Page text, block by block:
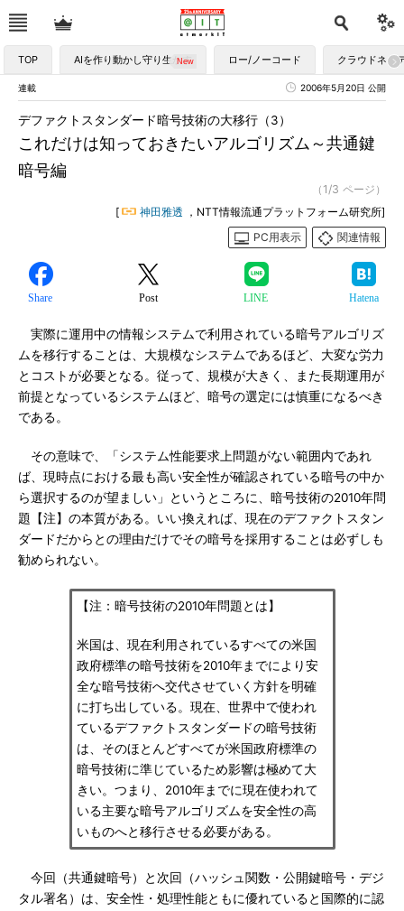
TOP AIを作り動かし守り生かす ロー/ノーコード クラウドネイ
連載 2006年5月20日 公開
これだけは知っておきたいアルゴリズム～共通鍵
暗号編
デファクトスタンダード暗号技術の大移行（3）
（1/3 ページ）
[
神田雅透 ，NTT情報流通プラットフォーム研究所]
PC用表示
関連情報
Share Post LINE Hatena
実際に運用中の情報システムで利用されている暗号アルゴリズ
ムを移行することは、大規模なシステムであるほど、大変な労力
とコストが必要となる。従って、規模が大きく、また長期運用が
前提となっているシステムほど、暗号の選定には慎重になるべき
である。
その意味で、「システム性能要求上問題がない範囲内であれ
ば、現時点における最も高い安全性が確認されている暗号の中か
ら選択するのが望ましい」というところに、暗号技術の2010年問
題【注】の本質がある。いい換えれば、現在のデファクトスタン
ダードだからとの理由だけでその暗号を採用することは必ずしも
勧められない。
【注：暗号技術の2010年問題とは】
米国は、現在利用されているすべての米国
政府標準の暗号技術を2010年までにより安
全な暗号技術へ交代させていく方針を明確
に打ち出している。現在、世界中で使われ
ているデファクトスタンダードの暗号技術
は、そのほとんどすべてが米国政府標準の
暗号技術に準じているため影響は極めて大
きい。つまり、2010年までに現在使われて
いる主要な暗号アルゴリズムを安全性の高
いものへと移行させる必要がある。
今回（共通鍵暗号）と次回（ハッシュ関数・公開鍵暗号・デジ
タル署名）は、安全性・処理性能ともに優れていると国際的に認